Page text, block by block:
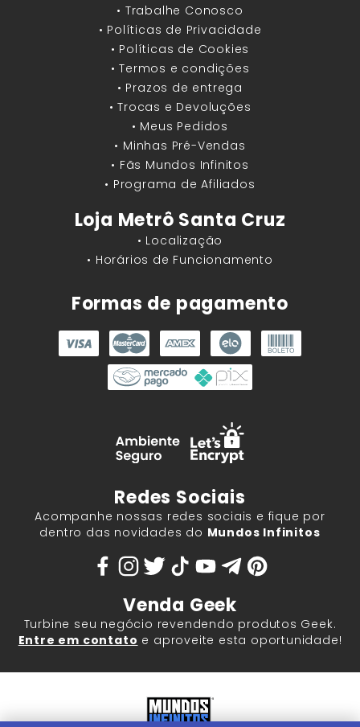
• Trabalhe Conosco
• Políticas de Privacidade
• Políticas de Cookies
• Termos e condições
• Prazos de entrega
• Trocas e Devoluções
• Meus Pedidos
• Minhas Pré-Vendas
• Fãs Mundos Infinitos
• Programa de Afiliados
Loja Metrô Santa Cruz
• Localização
• Horários de Funcionamento
Formas de pagamento
Redes Sociais
Acompanhe nossas redes sociais e fique por
dentro das novidades do Mundos Infinitos
Venda Geek
Turbine seu negócio revendendo produtos Geek.
Entre em contato e aproveite esta oportunidade!